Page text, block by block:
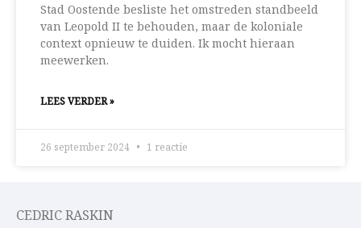
Stad Oostende besliste het omstreden standbeeld
van Leopold II te behouden, maar de koloniale
context opnieuw te duiden. Ik mocht hieraan
meewerken.
LEES VERDER »
26 september 2024 1 reactie
CEDRIC RASKIN